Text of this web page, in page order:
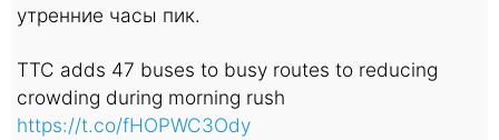
утренние часы пик.
TTC adds 47 buses to busy routes to reducing
crowding during morning rush
https://t.co/fHOPWC3Ody